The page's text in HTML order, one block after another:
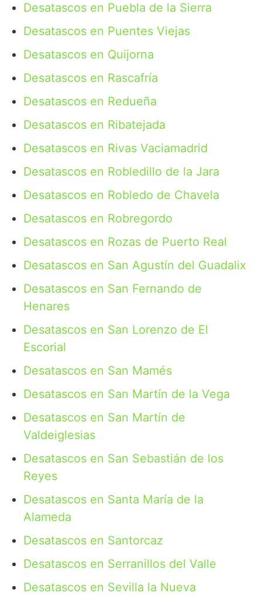
Desatascos en Puebla de la Sierra
Desatascos en Puentes Viejas
Desatascos en Quijorna
Desatascos en Rascafría
Desatascos en Redueña
Desatascos en Ribatejada
Desatascos en Rivas Vaciamadrid
Desatascos en Robledillo de la Jara
Desatascos en Robledo de Chavela
Desatascos en Robregordo
Desatascos en Rozas de Puerto Real
Desatascos en San Agustín del Guadalix
Desatascos en San Fernando de
Henares
Desatascos en San Lorenzo de El
Escorial
Desatascos en San Mamés
Desatascos en San Martín de la Vega
Desatascos en San Martín de
Valdeiglesias
Desatascos en San Sebastián de los
Reyes
Desatascos en Santa María de la
Alameda
Desatascos en Santorcaz
Desatascos en Serranillos del Valle
Desatascos en Sevilla la Nueva